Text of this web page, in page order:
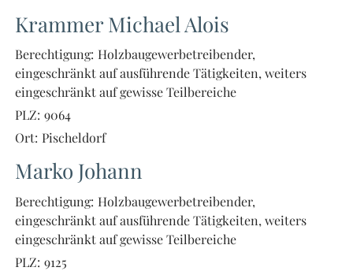
Krammer Michael Alois
Berechtigung: Holzbaugewerbetreibender,
eingeschränkt auf ausführende Tätigkeiten, weiters
eingeschränkt auf gewisse Teilbereiche
PLZ: 9064
Ort: Pischeldorf
Marko Johann
Berechtigung: Holzbaugewerbetreibender,
eingeschränkt auf ausführende Tätigkeiten, weiters
eingeschränkt auf gewisse Teilbereiche
PLZ: 9125